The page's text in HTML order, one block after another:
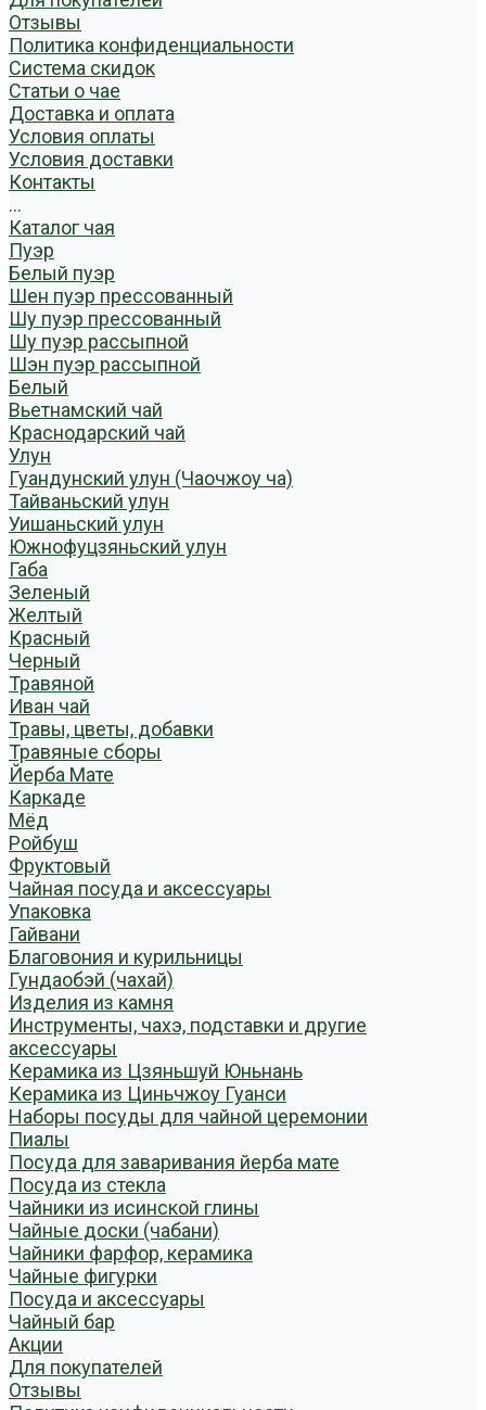
Отзывы
Политика конфиденциальности
Система скидок
Статьи о чае
Доставка и оплата
Условия оплаты
Условия доставки
Контакты
...
Каталог чая
Пуэр
Белый пуэр
Шен пуэр прессованный
Шу пуэр прессованный
Шу пуэр рассыпной
Шэн пуэр рассыпной
Белый
Вьетнамский чай
Краснодарский чай
Улун
Гуандунский улун (Чаочжоу ча)
Тайваньский улун
Уишаньский улун
Южнофуцзяньский улун
Габа
Зеленый
Желтый
Красный
Черный
Травяной
Иван чай
Травы, цветы, добавки
Травяные сборы
Йерба Мате
Каркаде
Мёд
Ройбуш
Фруктовый
Чайная посуда и аксессуары
Упаковка
Гайвани
Благовония и курильницы
Гундаобэй (чахай)
Изделия из камня
Инструменты, чахэ, подставки и другие
аксессуары
Керамика из Цзяньшуй Юньнань
Керамика из Циньчжоу Гуанси
Наборы посуды для чайной церемонии
Пиалы
Посуда для заваривания йерба мате
Посуда из стекла
Чайники из исинской глины
Чайные доски (чабани)
Чайники фарфор, керамика
Чайные фигурки
Посуда и аксессуары
Чайный бар
Акции
Для покупателей
Отзывы